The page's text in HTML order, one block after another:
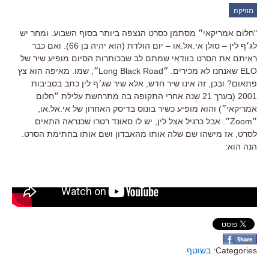
מוזיקה
"חלום אמריקאי״ מסתמן כסרט הנצפה ביותר בסוף השבוע. ומחר יש
לג׳ף לין – סולן אי.אל.או – יום הולדת (הוא יהיה בן 66). ואם כבר
ראיתם את הסרט בוודאי שמתם לב שבכותרות הסיום מופיע שיר של
ELO שאנחנו לא מכירים. ״Long Black Road״, שמו. מאיפה הוא צץ
פתאום? ובכן, זה אינו שיר חדש, אלא שיר שג׳ף לין כתב בסביבות
2001 (בערך 21 שנה אחרי התקופה בה מתרחשת עלילת ״חלום
אמריקאי״) והוא מופיע כשיר בונוס בדיסק האחרון של אי.אל.או,
״Zoom״. אבל כרגיל אצל לין, יש לו סאונד רטרו שכנראה התאים
לסרט, אז מישהו שם שלה אותו מהאבדון ושם אותו בחתימת הסרט.
הנה הוא:
Categories: בשוטף